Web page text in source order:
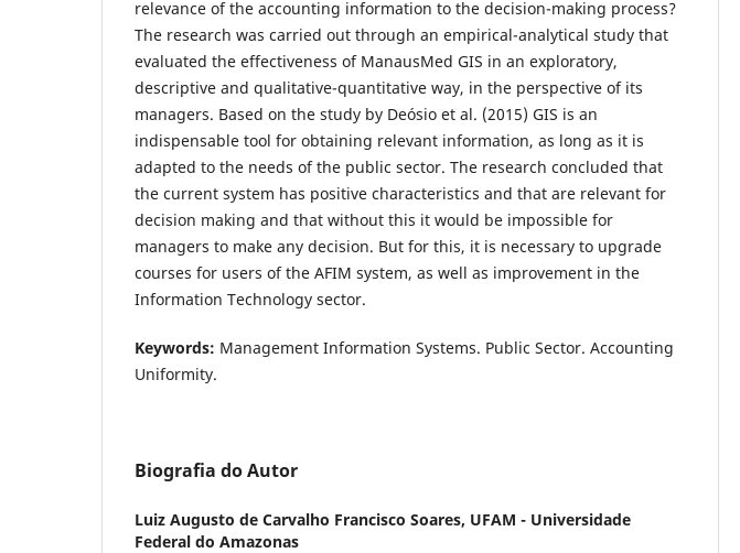
relevance of the accounting information to the decision-making process?
The research was carried out through an empirical-analytical study that
evaluated the effectiveness of ManausMed GIS in an exploratory,
descriptive and qualitative-quantitative way, in the perspective of its
managers. Based on the study by Deósio et al. (2015) GIS is an
indispensable tool for obtaining relevant information, as long as it is
adapted to the needs of the public sector. The research concluded that
the current system has positive characteristics and that are relevant for
decision making and that without this it would be impossible for
managers to make any decision. But for this, it is necessary to upgrade
courses for users of the AFIM system, as well as improvement in the
Information Technology sector.
Keywords: Management Information Systems. Public Sector. Accounting
Uniformity.
Biografia do Autor
Luiz Augusto de Carvalho Francisco Soares, UFAM - Universidade
Federal do Amazonas